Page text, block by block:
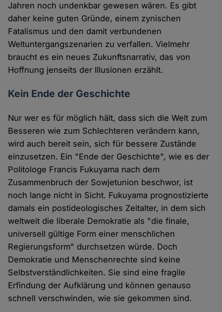
Jahren noch undenkbar gewesen wären. Es gibt
daher keine guten Gründe, einem zynischen
Fatalismus und den damit verbundenen
Weltuntergangszenarien zu verfallen. Vielmehr
braucht es ein neues Zukunftsnarrativ, das von
Hoffnung jenseits der Illusionen erzählt.
Kein Ende der Geschichte
Nur wer es für möglich hält, dass sich die Welt zum
Besseren wie zum Schlechteren verändern kann,
wird auch bereit sein, sich für bessere Zustände
einzusetzen. Ein "Ende der Geschichte", wie es der
Politologe Francis Fukuyama nach dem
Zusammenbruch der Sowjetunion beschwor, ist
noch lange nicht in Sicht. Fukuyama prognostizierte
damals ein postideologisches Zeitalter, in dem sich
weltweit die liberale Demokratie als "die finale,
universell gültige Form einer menschlichen
Regierungsform" durchsetzen würde. Doch
Demokratie und Menschenrechte sind keine
Selbstverständlichkeiten. Sie sind eine fragile
Erfindung der Aufklärung und können genauso
schnell verschwinden, wie sie gekommen sind.